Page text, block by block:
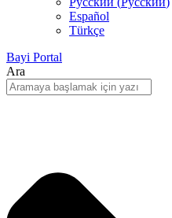
Español
Türkçe
Bayi Portal
Ara